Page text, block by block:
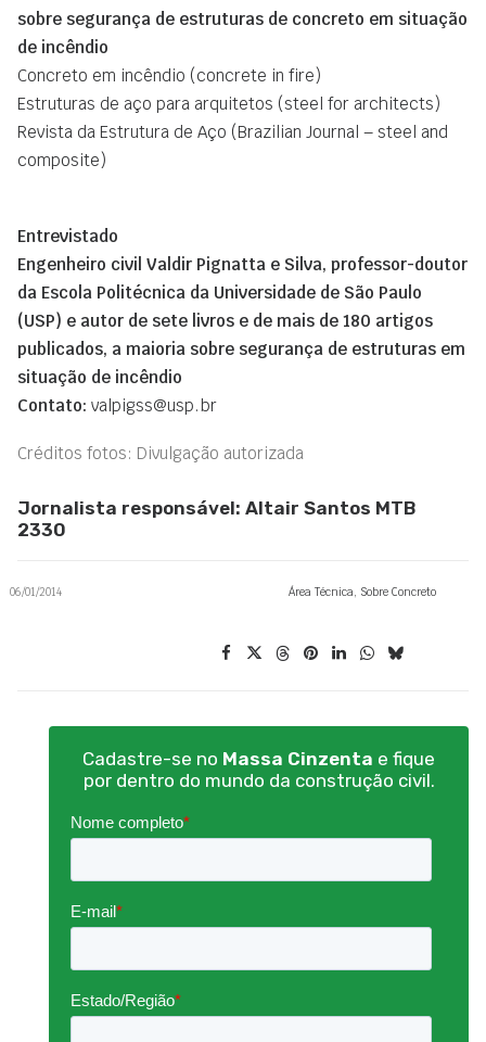
sobre segurança de estruturas de concreto em situação
de incêndio
Concreto em incêndio (concrete in fire)
Estruturas de aço para arquitetos (steel for architects)
Revista da Estrutura de Aço (Brazilian Journal – steel and
composite)
Entrevistado
Engenheiro civil Valdir Pignatta e Silva, professor-doutor
da Escola Politécnica da Universidade de São Paulo
(USP) e autor de sete livros e de mais de 180 artigos
publicados, a maioria sobre segurança de estruturas em
situação de incêndio
Contato: valpigss@usp.br
Créditos fotos: Divulgação autorizada
Jornalista responsável: Altair Santos MTB
2330
06/01/2014 Área Técnica, Sobre Concreto
Cadastre-se no Massa Cinzenta e fique
por dentro do mundo da construção civil.